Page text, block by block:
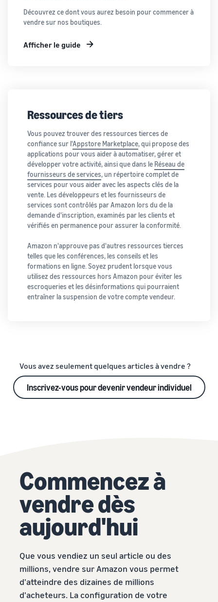
Découvrez ce dont vous aurez besoin pour commencer à
vendre sur nos boutiques.
Afficher le guide
Ressources de tiers
Vous pouvez trouver des ressources tierces de
confiance sur l'Appstore Marketplace, qui propose des
applications pour vous aider à automatiser, gérer et
développer votre activité, ainsi que dans le Réseau de
fournisseurs de services, un répertoire complet de
services pour vous aider avec les aspects clés de la
vente. Les développeurs et les fournisseurs de
services sont contrôlés par Amazon lors du de la
demande d'inscription, examinés par les clients et
vérifiés en permanence pour assurer la conformité.
Amazon n'approuve pas d'autres ressources tierces
telles que les conférences, les conseils et les
formations en ligne. Soyez prudent lorsque vous
utilisez des ressources hors Amazon pour éviter les
escroqueries et les désinformations qui pourraient
entraîner la suspension de votre compte vendeur.
Vous avez seulement quelques articles à vendre ?
Inscrivez-vous pour devenir vendeur individuel
Commencez à
vendre dès
aujourd'hui
Que vous vendiez un seul article ou des
millions, vendre sur Amazon vous permet
d'atteindre des dizaines de millions
d'acheteurs. La configuration de votre